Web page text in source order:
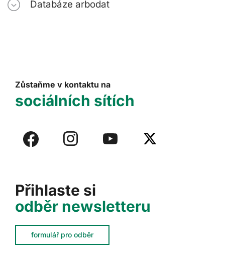
Databáze arbodat
Přihlaste si
odběr newsletteru
formulář pro odběr
Zůstaňme v kontaktu na
sociálních sítích